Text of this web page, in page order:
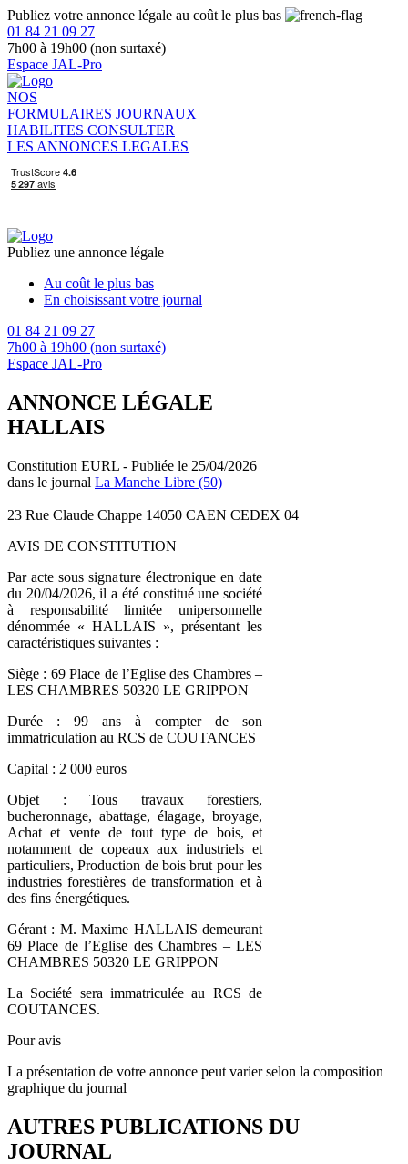
Publiez votre annonce légale au coût le plus bas
01 84 21 09 27
7h00 à 19h00 (non surtaxé)
Espace JAL-Pro
NOS
FORMULAIRES JOURNAUX
HABILITES CONSULTER
LES ANNONCES LEGALES
Publiez une annonce légale
Au coût le plus bas
En choisissant votre journal
01 84 21 09 27
7h00 à 19h00 (non surtaxé)
Espace JAL-Pro
ANNONCE LÉGALE
HALLAIS
Constitution EURL - Publiée le 25/04/2026
dans le journal La Manche Libre (50)
23 Rue Claude Chappe 14050 CAEN CEDEX 04
AVIS DE CONSTITUTION
Par acte sous signature électronique en date
du 20/04/2026, il a été constitué une société
à responsabilité limitée unipersonnelle
dénommée « HALLAIS », présentant les
caractéristiques suivantes :
Siège : 69 Place de l’Eglise des Chambres –
LES CHAMBRES 50320 LE GRIPPON
Durée : 99 ans à compter de son
immatriculation au RCS de COUTANCES
Capital : 2 000 euros
Objet : Tous travaux forestiers,
bucheronnage, abattage, élagage, broyage,
Achat et vente de tout type de bois, et
notamment de copeaux aux industriels et
particuliers, Production de bois brut pour les
industries forestières de transformation et à
des fins énergétiques.
Gérant : M. Maxime HALLAIS demeurant
69 Place de l’Eglise des Chambres – LES
CHAMBRES 50320 LE GRIPPON
La Société sera immatriculée au RCS de
COUTANCES.
Pour avis
La présentation de votre annonce peut varier selon la composition
graphique du journal
AUTRES PUBLICATIONS DU
JOURNAL